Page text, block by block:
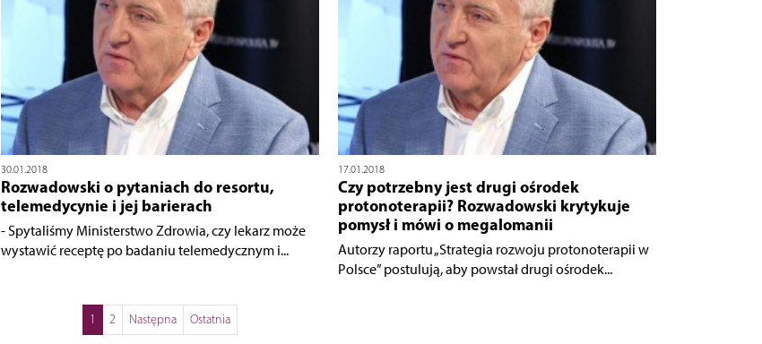
30.01.2018
Rozwadowski o pytaniach do resortu,
telemedycynie i jej barierach
- Spytaliśmy Ministerstwo Zdrowia, czy lekarz może
wystawić receptę po badaniu telemedycznym i...
17.01.2018
Czy potrzebny jest drugi ośrodek
protonoterapii? Rozwadowski krytykuje
pomysł i mówi o megalomanii
Autorzy raportu „Strategia rozwoju protonoterapii w
Polsce” postulują, aby powstał drugi ośrodek...
1 2 Następna Ostatnia